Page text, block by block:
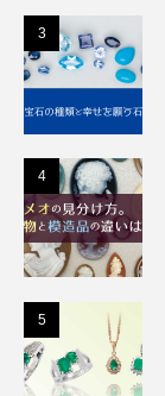
3
4
5